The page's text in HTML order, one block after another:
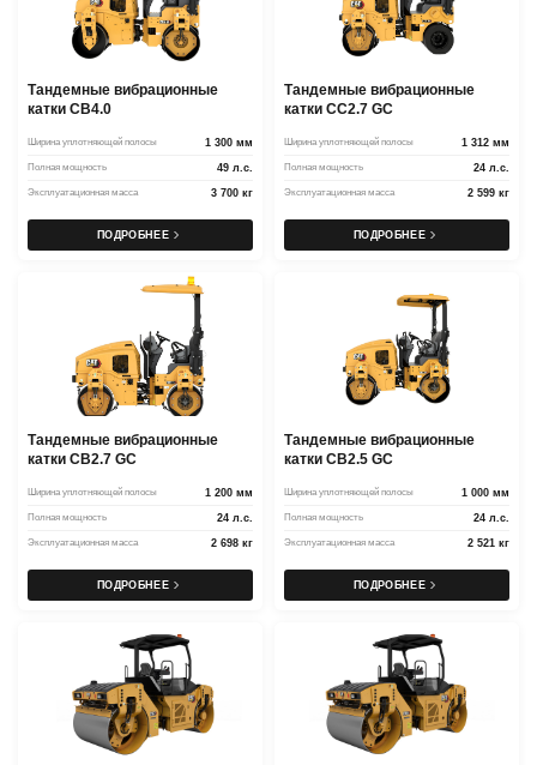
Тандемные вибрационные
катки CB4.0
Ширина уплотняющей полосы 1 300 мм
Полная мощность 49 л.с.
Эксплуатационная масса 3 700 кг
ПОДРОБНЕЕ
Тандемные вибрационные
катки CC2.7 GC
Ширина уплотняющей полосы 1 312 мм
Полная мощность 24 л.с.
Эксплуатационная масса 2 599 кг
ПОДРОБНЕЕ
Тандемные вибрационные
катки CB2.7 GC
Ширина уплотняющей полосы 1 200 мм
Полная мощность 24 л.с.
Эксплуатационная масса 2 698 кг
ПОДРОБНЕЕ
Тандемные вибрационные
катки CB2.5 GC
Ширина уплотняющей полосы 1 000 мм
Полная мощность 24 л.с.
Эксплуатационная масса 2 521 кг
ПОДРОБНЕЕ